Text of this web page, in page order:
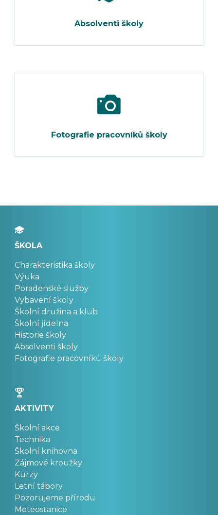
Absolventi školy
Fotografie pracovníků školy
ŠKOLA
Charakteristika školy
Výuka
Poradenské služby
Vybavení školy
Školní družina a klub
Školní jídelna
Historie školy
Absolventi školy
Fotografie pracovníků školy
AKTIVITY
Školní akce
Technika
Školní knihovna
Zájmové kroužky
Kurzy
Letní tábory
Pozorujeme přírodu
Meteostanice